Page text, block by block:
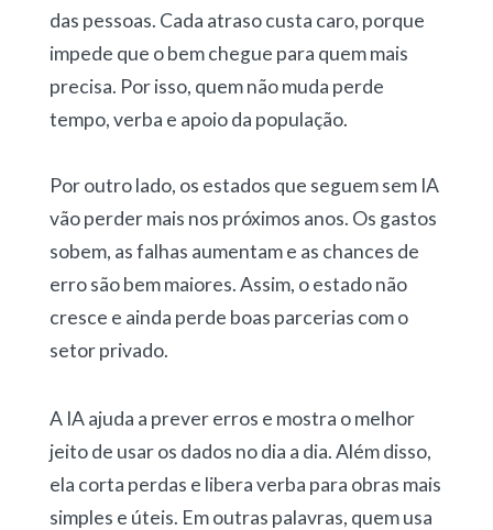
das pessoas. Cada atraso custa caro, porque
impede que o bem chegue para quem mais
precisa. Por isso, quem não muda perde
tempo, verba e apoio da população.
Por outro lado, os estados que seguem sem IA
vão perder mais nos próximos anos. Os gastos
sobem, as falhas aumentam e as chances de
erro são bem maiores. Assim, o estado não
cresce e ainda perde boas parcerias com o
setor privado.
A IA ajuda a prever erros e mostra o melhor
jeito de usar os dados no dia a dia. Além disso,
ela corta perdas e libera verba para obras mais
simples e úteis. Em outras palavras, quem usa